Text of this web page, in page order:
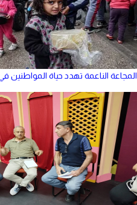
المجاعة الناعمة تهدد حياة المواطنين